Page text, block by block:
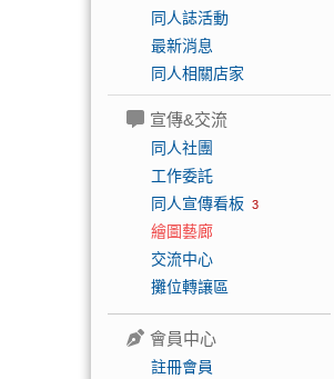
同人誌活動
最新消息
同人相關店家
宣傳&交流
同人社團
工作委託
同人宣傳看板 3
繪圖藝廊
交流中心
攤位轉讓區
會員中心
註冊會員